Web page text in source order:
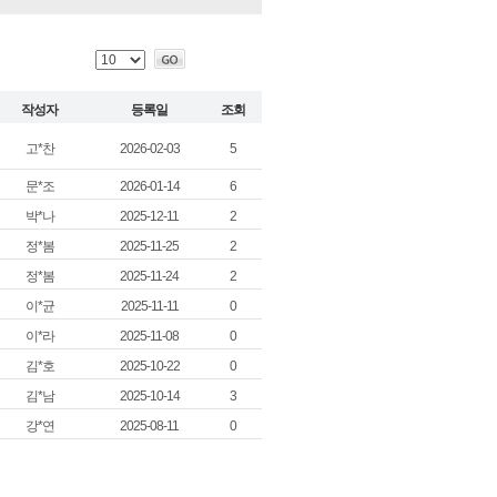
고*찬 2026-02-03 5
문*조 2026-01-14
6
박*나
2025-12-11
2
정*봄
2025-11-25
2
정*봄
2025-11-24
2
이*균
2025-11-11
0
이*라
2025-11-08
0
김*호
2025-10-22
0
김*남
2025-10-14
3
강*연
2025-08-11 0